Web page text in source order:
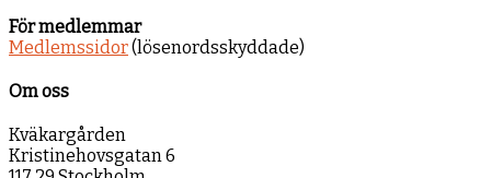
För medlemmar
Medlemssidor(lösenordsskyddade)
Om oss
Kväkargården
Kristinehovsgatan 6